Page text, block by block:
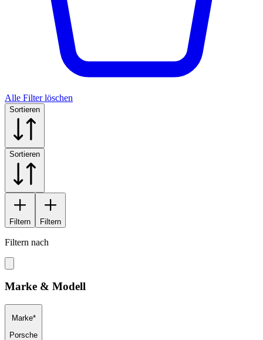
Alle Filter löschen
Sortieren
Sortieren
Filtern Filtern
Filtern nach
Marke & Modell
Marke*
Porsche